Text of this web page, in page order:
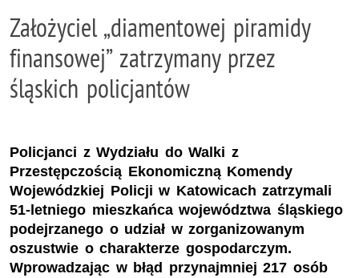
Założyciel „diamentowej piramidy
finansowej” zatrzymany przez
śląskich policjantów
Policjanci z Wydziału do Walki z
Przestępczością Ekonomiczną Komendy
Wojewódzkiej Policji w Katowicach zatrzymali
51-letniego mieszkańca województwa śląskiego
podejrzanego o udział w zorganizowanym
oszustwie o charakterze gospodarczym.
Wprowadzając w błąd przynajmniej 217 osób